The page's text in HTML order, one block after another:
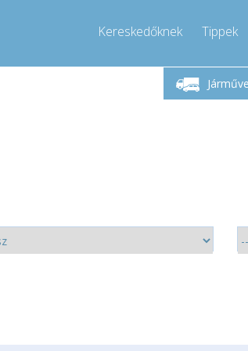
Kereskedőknek Tippek
Hívjon!